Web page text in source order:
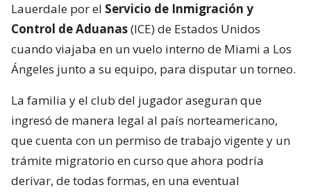
Lauerdale por el Servicio de Inmigración y
Control de Aduanas(ICE) de Estados Unidos
cuando viajaba en un vuelo interno de Miami a Los
Ángeles junto a su equipo, para disputar un torneo.
La familia y el club del jugador aseguran que
ingresó de manera legal al país norteamericano,
que cuenta con un permiso de trabajo vigente y un
trámite migratorio en curso que ahora podría
derivar, de todas formas, en una eventual